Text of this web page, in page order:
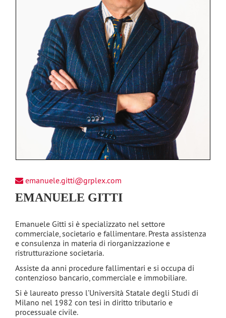
emanuele.gitti@grplex.com
EMANUELE GITTI
Emanuele Gitti si è specializzato nel settore
commerciale, societario e fallimentare. Presta assistenza
e consulenza in materia di riorganizzazione e
ristrutturazione societaria.
Assiste da anni procedure fallimentari e si occupa di
contenzioso bancario, commerciale e immobiliare.
Si è laureato presso l’Università Statale degli Studi di
Milano nel 1982 con tesi in diritto tributario e
processuale civile.